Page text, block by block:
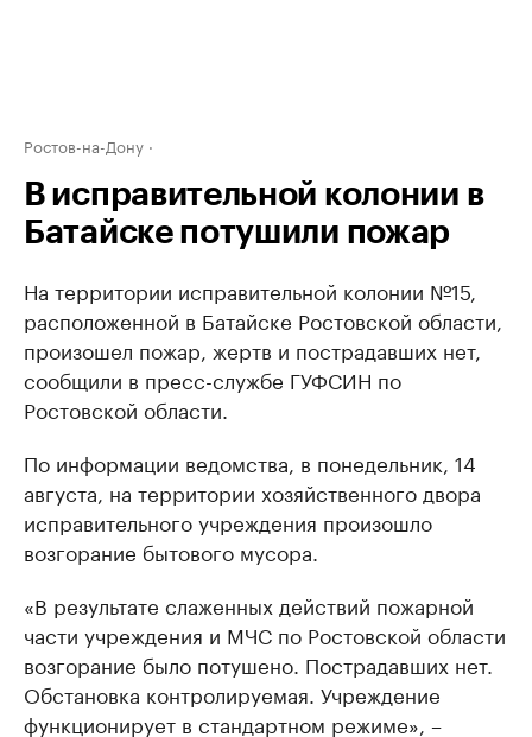
Ростов-на-Дону
В исправительной колонии в
Батайске потушили пожар
На территории исправительной колонии №15,
расположенной в Батайске Ростовской области,
произошел пожар, жертв и пострадавших нет,
сообщили в пресс-службе ГУФСИН по
Ростовской области.
По информации ведомства, в понедельник, 14
августа, на территории хозяйственного двора
исправительного учреждения произошло
возгорание бытового мусора.
«В результате слаженных действий пожарной
части учреждения и МЧС по Ростовской области
возгорание было потушено. Пострадавших нет.
Обстановка контролируемая. Учреждение
функционирует в стандартном режиме», –